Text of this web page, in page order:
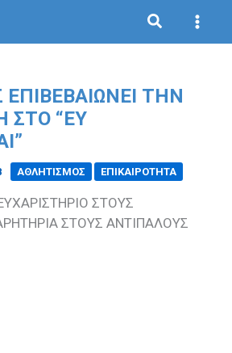
ΕΠΙΒΕΒΑΙΩΝΕΙ ΤΗΝ
ΣΤΟ “ΕΥ
ΑΘΛΗΤΙΣΜΟΣ ΕΠΙΚΑΙΡΟΤΗΤΑ
ΣΤΟΥΣ
ΣΤΟΥΣ ΑΝΤΙΠΑΛΟΥΣ